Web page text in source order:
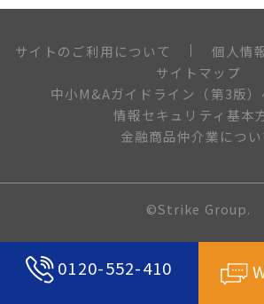
0120-552-410
サイトのご利用について
個人情
サイトマップ
中小M&Aガイドライン（第3版
情報セキュリティ基本
金融商品仲介業につい
©Strike Group.